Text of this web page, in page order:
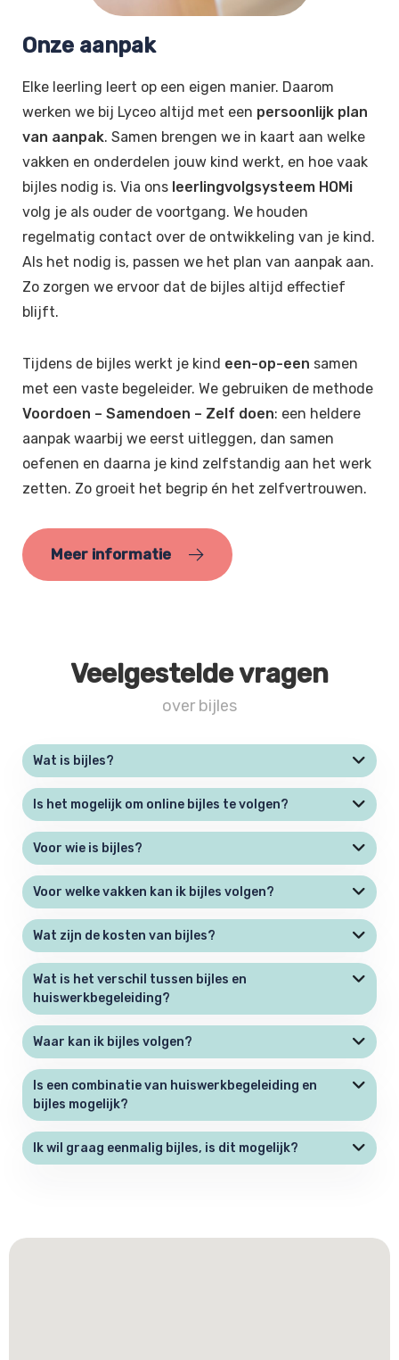
Onze aanpak
Elke leerling leert op een eigen manier. Daarom
werken we bij Lyceo altijd met een persoonlijk plan
van aanpak. Samen brengen we in kaart aan welke
vakken en onderdelen jouw kind werkt, en hoe vaak
bijles nodig is. Via ons leerlingvolgsysteem HOMi
volg je als ouder de voortgang. We houden
regelmatig contact over de ontwikkeling van je kind.
Als het nodig is, passen we het plan van aanpak aan.
Zo zorgen we ervoor dat de bijles altijd effectief
blijft.
Tijdens de bijles werkt je kind een-op-een samen
met een vaste begeleider. We gebruiken de methode
Voordoen – Samendoen – Zelf doen: een heldere
aanpak waarbij we eerst uitleggen, dan samen
oefenen en daarna je kind zelfstandig aan het werk
zetten. Zo groeit het begrip én het zelfvertrouwen.
Meer informatie
Veelgestelde vragen
over bijles
Wat is bijles?
Is het mogelijk om online bijles te volgen?
Voor wie is bijles?
Voor welke vakken kan ik bijles volgen?
Wat zijn de kosten van bijles?
Wat is het verschil tussen bijles en
huiswerkbegeleiding?
Waar kan ik bijles volgen?
Is een combinatie van huiswerkbegeleiding en
bijles mogelijk?
Ik wil graag eenmalig bijles, is dit mogelijk?